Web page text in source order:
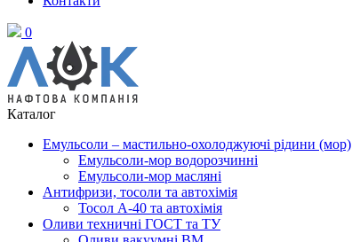
0
Каталог
Емульсоли – мастильно-охолоджуючі рідини (мор)
Емульсоли-мор водорозчинні
Емульсоли-мор масляні
Антифризи, тосоли та автохімія
Тосол А-40 та автохімія
Оливи техничні ГОСТ та ТУ